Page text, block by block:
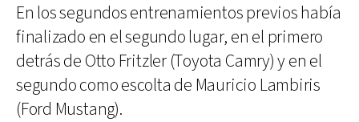
En los segundos entrenamientos previos había
finalizado en el segundo lugar, en el primero
detrás de Otto Fritzler (Toyota Camry) y en el
segundo como escolta de Mauricio Lambiris
(Ford Mustang).